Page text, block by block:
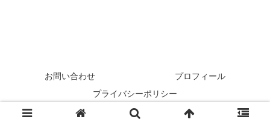
お問い合わせ
プロフィール
プライバシーポリシー
Copyright © 2023 MT.フィールド All Rights Reserved.